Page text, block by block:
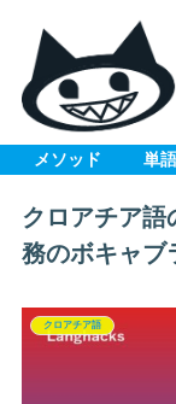
メソッド 単
クロアチア語
務のボキャブ
クロアチア語